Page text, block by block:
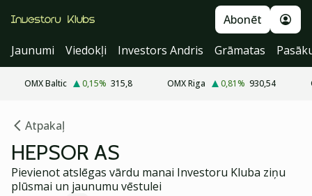
Abonēt
Jaunumi
Viedokļi Investors Andris Grāmatas
OMX Baltic 0,15% 315,8 OMX Riga 0,81% 930,54
Atpakaļ
HEPSOR AS
Pievienot atslēgas vārdu manai Investoru Kluba ziņu
plūsmai un jaunumu vēstulei